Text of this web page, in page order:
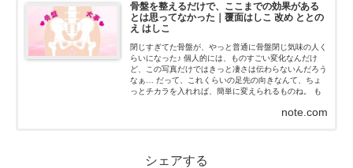
骨盤を整えるだけで、ここまでの効果がある
とは思ってなかった｜覆面はしこ 改め ととの
え はしこ
閉じすぎてた骨盤が、やっと普通に骨盤閉じ気味の人く
らいになった♪ 個人的には、ものすごい変化なんだけ
ど、この写真だけではきっと凄さは伝わらないんだろう
なぁ… だって、これくらいの足先の向きなんて、ちょ
っとチカラを入れれば、簡単に変えられるものね。 も
note.com
シェアする